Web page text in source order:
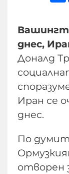
днес,
Доналд
Иран се
днес.
По
отворен